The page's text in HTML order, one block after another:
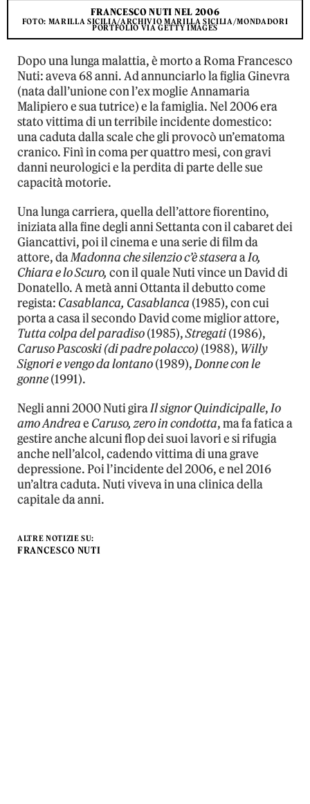
FRANCESCO NUTI NEL 2006
FOTO: MARILLA SICILIA/ARCHIVIO MARILLA SICILIA/MONDADORI
PORTFOLIO VIA GETTY IMAGES
Dopo una lunga malattia, è morto a Roma Francesco
Nuti: aveva 68 anni. Ad annunciarlo la figlia Ginevra
(nata dall’unione con l’ex moglie Annamaria
Malipiero e sua tutrice) e la famiglia. Nel 2006 era
stato vittima di un terribile incidente domestico:
una caduta dalla scale che gli provocò un’ematoma
cranico. Finì in coma per quattro mesi, con gravi
danni neurologici e la perdita di parte delle sue
capacità motorie.
Una lunga carriera, quella dell’attore fiorentino,
iniziata alla fine degli anni Settanta con il cabaret dei
Giancattivi, poi il cinema e una serie di film da
attore, daMadonna che silenzio c’è staseraaIo,
Chiara e lo Scuro, con il quale Nuti vince un David di
Donatello. A metà anni Ottanta il debutto come
regista: Casablanca, Casablanca (1985), con cui
porta a casa il secondo David come miglior attore,
Tutta colpa del paradiso(1985),Stregati(1986),
Caruso Pascoski (di padre polacco) (1988), Willy
Signori e vengo da lontano(1989),Donne con le
gonne(1991).
Negli anni 2000 Nuti giraIl signor Quindicipalle,Io
amo Andreae Caruso, zero in condotta, ma fa fatica a
gestire anche alcuni flop dei suoi lavori e si rifugia
anche nell’alcol, cadendo vittima di una grave
depressione. Poi l’incidente del 2006, e nel 2016
un’altra caduta. Nuti viveva in una clinica della
capitale da anni.
ALTRE NOTIZIE SU:
FRANCESCO NUTI